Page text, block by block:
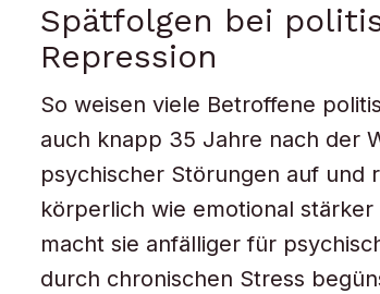
Spätfolgen bei
Repression
So weisen viele Betroffene
auch knapp 35 Jahre nach der
psychischer Störungen auf und
körperlich wie emotional
macht sie anfälliger für
durch chronischen Stress